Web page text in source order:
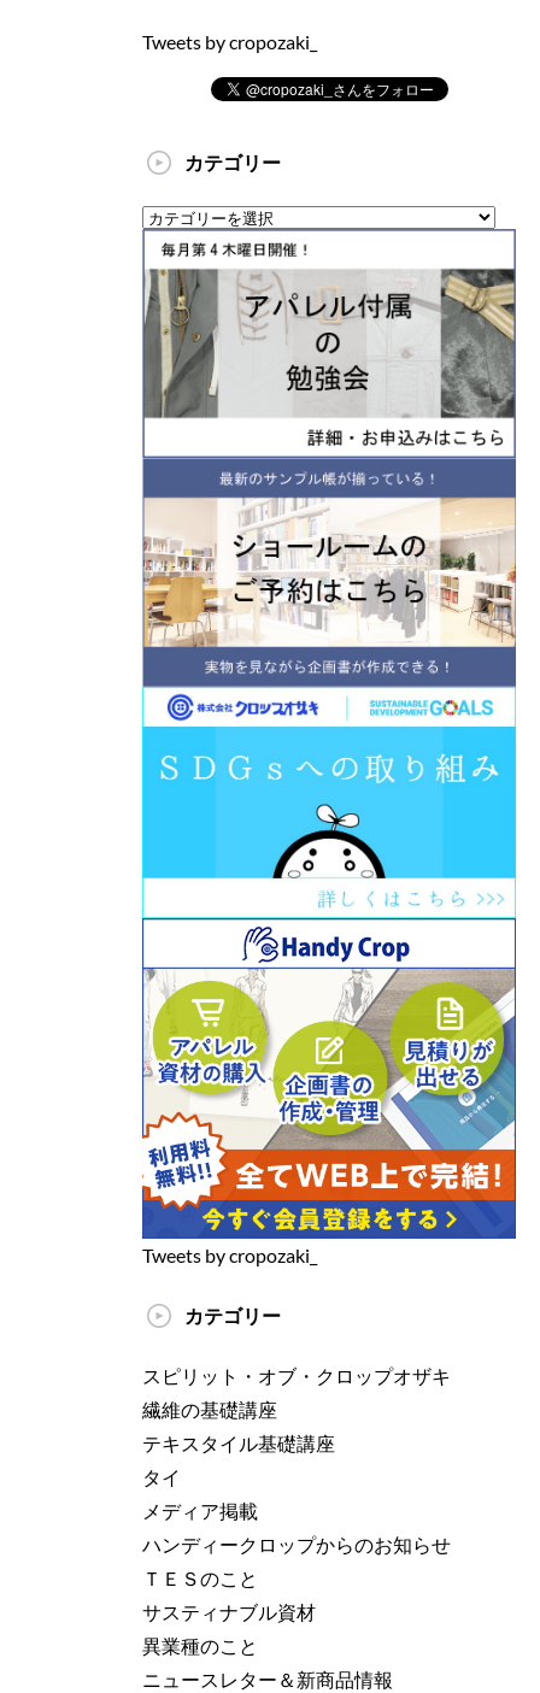
Tweets by cropozaki_
カテゴリー
Tweets by cropozaki_
カテゴリー
スピリット・オブ・クロップオザキ
繊維の基礎講座
テキスタイル基礎講座
タイ
メディア掲載
ハンディークロップからのお知らせ
ＴＥＳのこと
サスティナブル資材
異業種のこと
ニュースレター＆新商品情報